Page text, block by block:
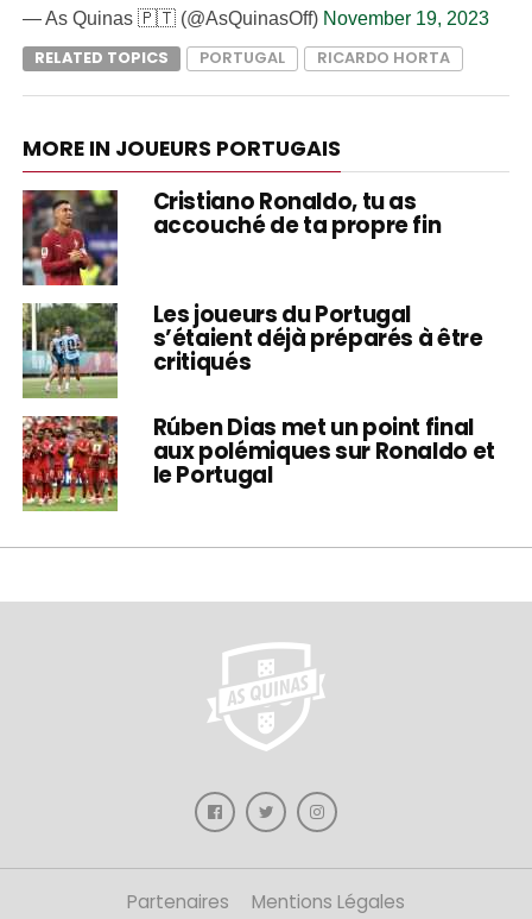
— As Quinas 🇵🇹 (@AsQuinasOff) November 19, 2023
RELATED TOPICS
PORTUGAL RICARDO HORTA
MORE IN JOUEURS PORTUGAIS
Cristiano Ronaldo, tu as
accouché de ta propre fin
Les joueurs du Portugal
s’étaient déjà préparés à être
critiqués
Rúben Dias met un point final
aux polémiques sur Ronaldo et
le Portugal
Partenaires Mentions Légales